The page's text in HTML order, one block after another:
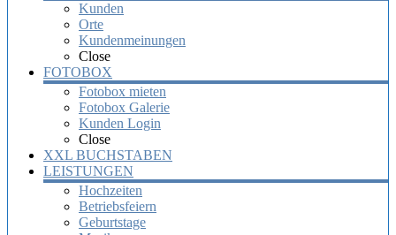
Kunden
Orte
Kundenmeinungen
Close
FOTOBOX
Fotobox mieten
Fotobox Galerie
Kunden Login
Close
XXL BUCHSTABEN
LEISTUNGEN
Hochzeiten
Betriebsfeiern
Geburtstage